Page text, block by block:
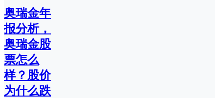
奥瑞金年
报分析，
奥瑞金股
票怎么
样？股价
为什么跌